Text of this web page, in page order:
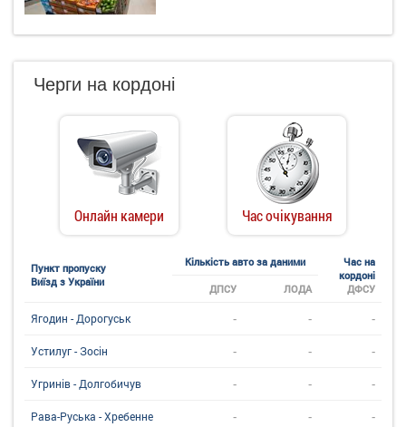
Черги на кордоні
Онлайн камери Час очікування
Пункт пропуску
Виїзд з України
Кількість авто за даними
Час на
кордоні
ДФСУ
ДПСУ ЛОДА
Ягодин - Дорогуськ - - -
Устилуг - Зосін - - -
Угринiв - Долгобичув - - -
Рава-Руська - Хребенне - - -